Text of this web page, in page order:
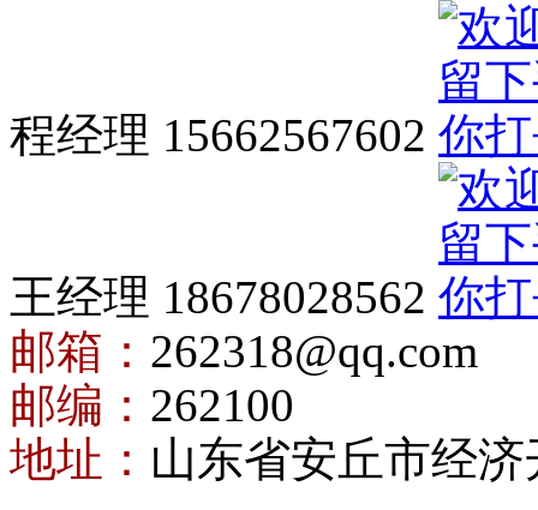
程经理 15662567602
王经理 18678028562
邮箱： 262318@qq.com
邮编： 262100
地址： 山东省安丘市经